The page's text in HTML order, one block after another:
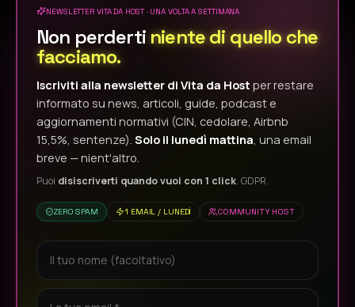
NEWSLETTER VITA DA HOST · UNA VOLTA A SETTIMANA
Non perdertiniente di quello che
facciamo.
Iscriviti alla newsletter di Vita da Host per restare
informato su news, articoli, guide, podcast e
aggiornamenti normativi (CIN, cedolare, Airbnb
15,5%, sentenze). Solo il lunedì mattina , una email
breve — nient'altro.
Puoi disiscriverti quando vuoi con 1 click. GDPR.
ZERO SPAM 1 EMAIL / LUNEDÌ COMMUNITY HOST